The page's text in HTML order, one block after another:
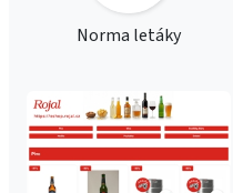
Norma letáky